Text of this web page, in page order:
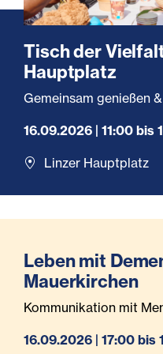
Tisch der
Hauptplatz
Gemeinsam genießen
16.09.2026 | 11:00 bis
Linzer Hauptplatz
Leben mit
Mauerkirchen
Kommunikation mit
16.09.2026 | 17:00 bis